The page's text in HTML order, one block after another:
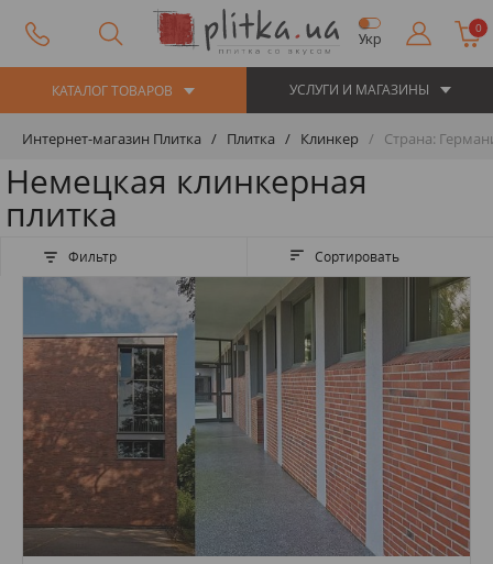
Укр
0
КАТАЛОГ ТОВАРОВ УСЛУГИ И МАГАЗИНЫ
Интернет-магазин Плитка Плитка Клинкер Страна:
Немецкая клинкерная
плитка
Фильтр Сортировать